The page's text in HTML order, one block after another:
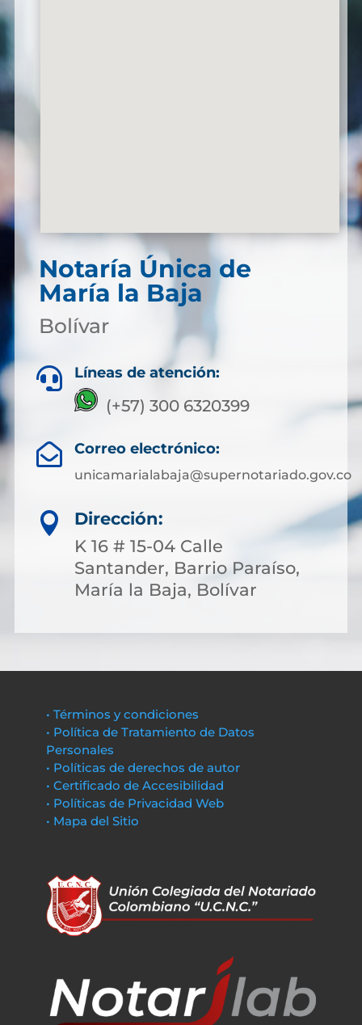
Notaría Única de
María la Baja
Bolívar
 Líneas de atención:
(+57) 300 6320399
 Correo electrónico:
unicamarialabaja@supernotariado.gov.co

Dirección:
K 16 # 15-04 Calle
Santander, Barrio Paraíso,
María la Baja, Bolívar
• Términos y condiciones
• Política de Tratamiento de Datos
Personales
• Políticas de derechos de autor
• Certificado de Accesibilidad
• Políticas de Privacidad Web
• Mapa del Sitio